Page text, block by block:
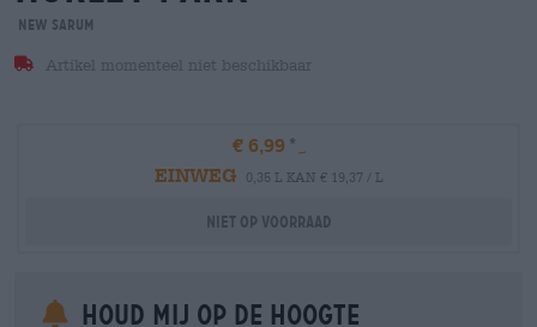
New Sarum
Artikel momenteel niet beschikbaar
€ 6,99
EINWEG
0,35 L KAN € 19,37 / L
Niet op voorraad
Houd mij op de hoogte